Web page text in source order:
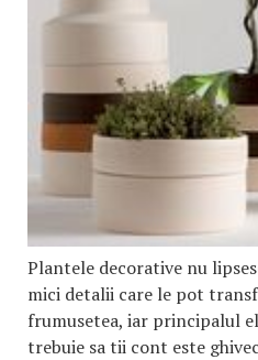
Plantele decorative nu
mici detalii care le pot
frumusetea, iar principalul
trebuie sa tii cont este